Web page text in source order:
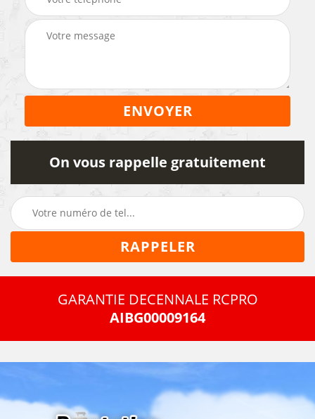
On vous rappelle gratuitement
GARANTIE DECENNALE RCPRO
AIBG00009164